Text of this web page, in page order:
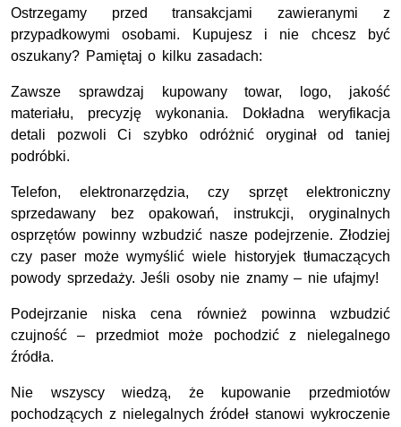
Ostrzegamy przed transakcjami zawieranymi z
przypadkowymi osobami. Kupujesz i nie chcesz być
oszukany? Pamiętaj o kilku zasadach:
Zawsze sprawdzaj kupowany towar, logo, jakość
materiału, precyzję wykonania. Dokładna weryfikacja
detali pozwoli Ci szybko odróżnić oryginał od taniej
podróbki.
Telefon, elektronarzędzia, czy sprzęt elektroniczny
sprzedawany bez opakowań, instrukcji, oryginalnych
osprzętów powinny wzbudzić nasze podejrzenie. Złodziej
czy paser może wymyślić wiele historyjek tłumaczących
powody sprzedaży. Jeśli osoby nie znamy – nie ufajmy!
Podejrzanie niska cena również powinna wzbudzić
czujność – przedmiot może pochodzić z nielegalnego
źródła.
Nie wszyscy wiedzą, że kupowanie przedmiotów
pochodzących z nielegalnych źródeł stanowi wykroczenie